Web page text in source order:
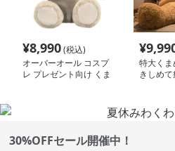
¥8,990(税込)
オーバーオール コスプ
レ プレゼント向け くま
¥
特大く
きしめ
フト
30%OFFセール開催中！